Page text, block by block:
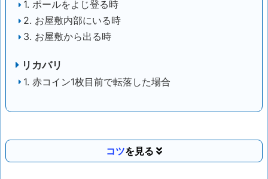
1. ポールをよじ登る時
2. お屋敷内部にいる時
3. お屋敷から出る時
リカバリ
1. 赤コイン1枚目前で転落した場合
コツ